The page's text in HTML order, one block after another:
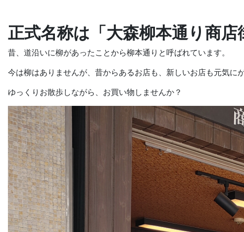
正式名称は「大森柳本通り商店
昔、道沿いに柳があったことから柳本通りと呼ばれています。
今は柳はありませんが、昔からあるお店も、新しいお店も元気に
ゆっくりお散歩しながら、お買い物しませんか？